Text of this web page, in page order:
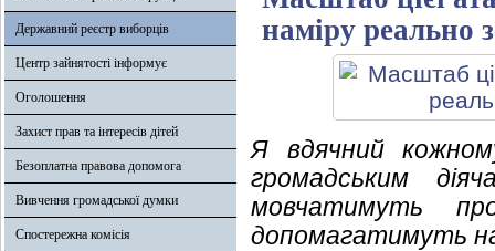
Державний реєстр виборців
Центр зайнятості інформує
Оголошення
Захист прав та інтересів дітей
Безоплатна правова допомога
Вивчення громадської думки
Спостережна комісія
наміру реально
Я вдячний
громадським
мовчатимуть
допомагатимуть